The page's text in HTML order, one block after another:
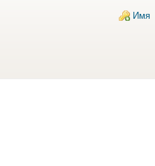
Login links
Имя